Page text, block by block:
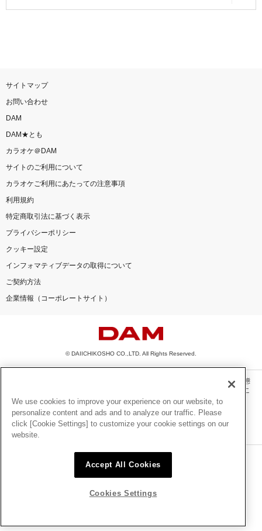
サイトマップ
お問い合わせ
DAM
DAM★とも
カラオケ＠DAM
サイトのご利用について
カラオケご利用にあたっての注意事項
利用規約
特定商取引法に基づく表示
プライバシーポリシー
クッキー設定
インフォマティブデータの取得について
ご契約方法
企業情報（コーポレートサイト）
© DAIICHIKOSHO CO.,LTD. All Rights Reserved.
このサイトに掲載されている一切の文章・画像・写真・動画・音声等を、手段や形態
を問わず、著作権法の定める範囲を超えて無断で複製、転載、ファイル化などするこ
とを禁じます。
楽曲及びコンテンツは、機種によりご利用いただけない場合があります。
楽曲及びコンテンツの配信日、配信内容が変更になる場合があります。
楽曲によりMYリスト保存ができない場合があります。
6602250213Y31015 6602250112Y38026 6602250240Y31015
6602250241Y45122
We use cookies to improve your experience on our website, to
personalize content and ads and to analyze our traffic. Please
click [Cookie Settings] to customize your cookie settings on our
website.
Accept All Cookies
Cookies Settings